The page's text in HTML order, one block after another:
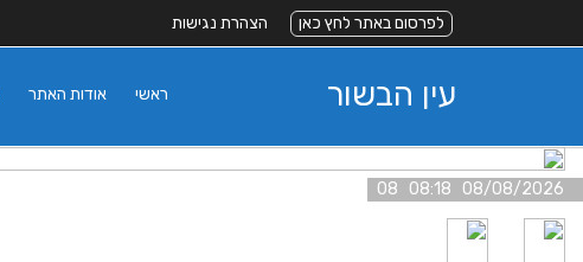
לפרסום באתר לחץ כאן הצהרת נגישות
עין הבשור אודות האתר ראשי
08/08/2026 08:18 08